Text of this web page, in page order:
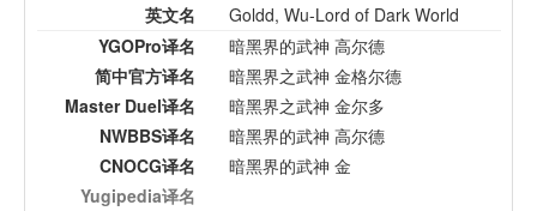
英文名
Goldd, Wu-Lord of Dark World
YGOPro译名
暗黑界的武神 高尔德
简中官方译名
暗黑界之武神 金格尔德
Master Duel译名
暗黑界之武神 金尔多
NWBBS译名
暗黑界的武神 高尔德
CNOCG译名
暗黑界的武神 金
Yugipedia译名